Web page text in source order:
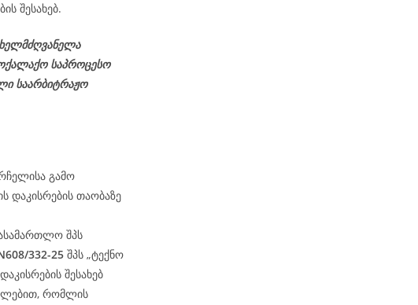
შესახებ.
საპროცესო
საარბიტრაჟო
გამო
დაკისრების თაობაზე
შპს
332-25 შპს „ტექნო
შესახებ
რომლის